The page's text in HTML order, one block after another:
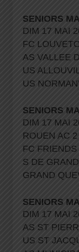
SENIORS
DIM 17 MAI
FC
AS VALLEE
US
US
SENIORS
DIM 17 MAI
ROUEN AC
FC
S DE
GRAND
SENIORS
DIM 17 MAI
AS ST
US ST